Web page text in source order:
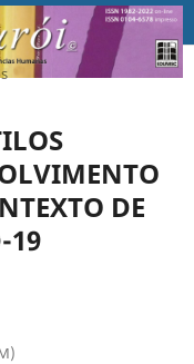
DE
19